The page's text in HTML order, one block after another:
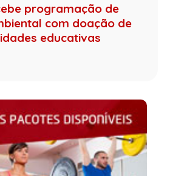
programação de
com doação de
educativas